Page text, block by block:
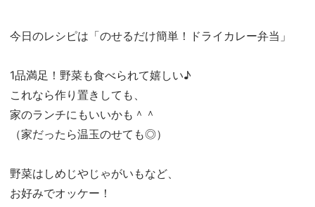
今日のレシピは「のせるだけ簡単！ドライカレー弁当」
1品満足！野菜も食べられて嬉しい♪
これなら作り置きしても、
家のランチにもいいかも＾＾
（家だったら温玉のせても◎）
野菜はしめじやじゃがいもなど、
お好みでオッケー！